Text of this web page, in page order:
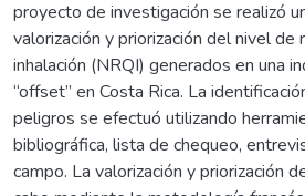
proyecto de investigación se realizó
valorización y priorización del nivel de
inhalación (NRQI) generados en una
“offset” en Costa Rica. La
peligros se efectuó utilizando
bibliográfica, lista de chequeo,
campo. La valorización y priorización